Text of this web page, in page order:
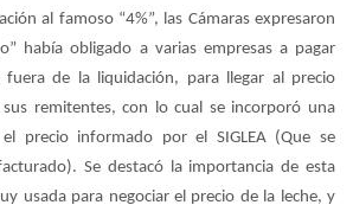
al famoso “4%”, las Cámaras expresaron
había obligado a varias empresas a pagar
fuera de la liquidación, para llegar al precio
remitentes, con lo cual se incorporó una
precio informado por el SIGLEA (Que se
Se destacó la importancia de esta
usada para negociar el precio de la leche, y